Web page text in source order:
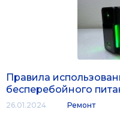
Правила
бесперебойного
26.01.2024 Ремонт